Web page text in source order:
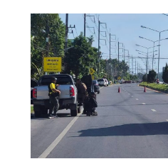
มาระบุว่า นายป๋องเป็นเด็กเดินย